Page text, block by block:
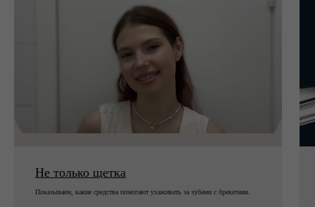
Не только щетка
Показываем, какие средства помогают ухаживать за зубами с брекетами.